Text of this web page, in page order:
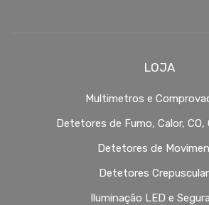
LOJA
Multimetros e
Detetores de Fumo, Calor, CO,
Detetores de
Detetores
Iluminação LED e